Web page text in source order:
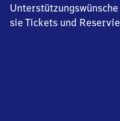
sie Tickets und